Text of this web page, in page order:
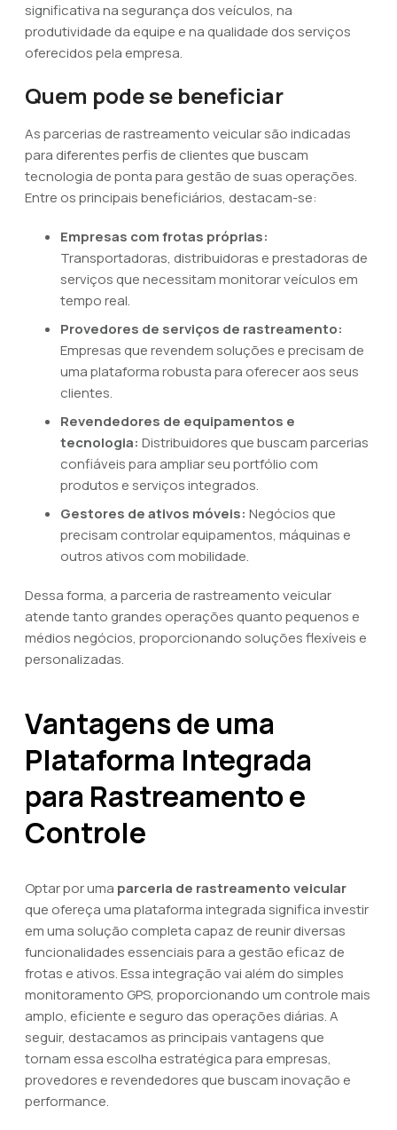
significativa na segurança dos veículos, na
produtividade da equipe e na qualidade dos serviços
oferecidos pela empresa.
Quem pode se beneficiar
As parcerias de rastreamento veicular são indicadas
para diferentes perfis de clientes que buscam
tecnologia de ponta para gestão de suas operações.
Entre os principais beneficiários, destacam-se:
Empresas com frotas próprias:
Transportadoras, distribuidoras e prestadoras de
serviços que necessitam monitorar veículos em
tempo real.
Provedores de serviços de rastreamento:
Empresas que revendem soluções e precisam de
uma plataforma robusta para oferecer aos seus
clientes.
Revendedores de equipamentos e
tecnologia: Distribuidores que buscam parcerias
confiáveis para ampliar seu portfólio com
produtos e serviços integrados.
Gestores de ativos móveis: Negócios que
precisam controlar equipamentos, máquinas e
outros ativos com mobilidade.
Dessa forma, a parceria de rastreamento veicular
atende tanto grandes operações quanto pequenos e
médios negócios, proporcionando soluções flexíveis e
personalizadas.
Vantagens de uma
Plataforma Integrada
para Rastreamento e
Controle
Optar por uma parceria de rastreamento veicular
que ofereça uma plataforma integrada significa investir
em uma solução completa capaz de reunir diversas
funcionalidades essenciais para a gestão eficaz de
frotas e ativos. Essa integração vai além do simples
monitoramento GPS, proporcionando um controle mais
amplo, eficiente e seguro das operações diárias. A
seguir, destacamos as principais vantagens que
tornam essa escolha estratégica para empresas,
provedores e revendedores que buscam inovação e
performance.